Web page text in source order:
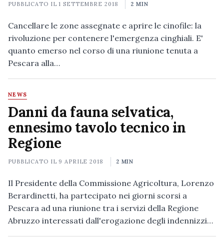
PUBBLICATO IL1 SETTEMBRE 2018 2 MIN
Cancellare le zone assegnate e aprire le cinofile: la
rivoluzione per contenere l'emergenza cinghiali. E'
quanto emerso nel corso di una riunione tenuta a
Pescara alla…
NEWS
Danni da fauna selvatica,
ennesimo tavolo tecnico in
Regione
PUBBLICATO IL 9 APRILE 2018 2 MIN
Il Presidente della Commissione Agricoltura, Lorenzo
Berardinetti, ha partecipato nei giorni scorsi a
Pescara ad una riunione tra i servizi della Regione
Abruzzo interessati dall'erogazione degli indennizzi…